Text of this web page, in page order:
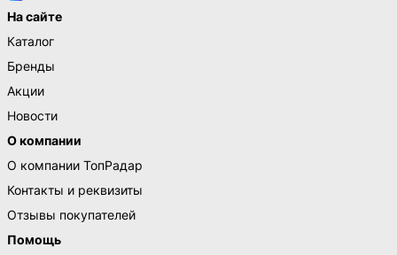
На сайте
Каталог
Бренды
Акции
Новости
О компании
О компании ТопРадар
Контакты и реквизиты
Отзывы покупателей
Помощь